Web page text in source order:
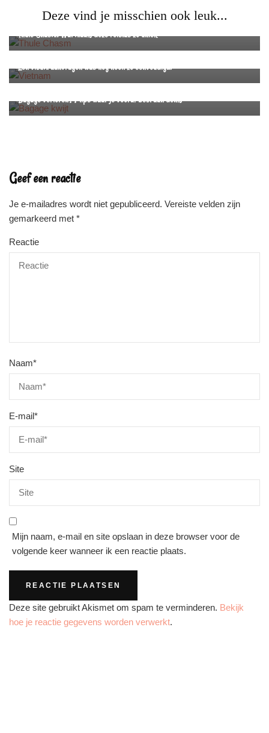
Deze vind je misschien ook leuk...
Productervaringen Reistips
Thule Chasm: Wat maakt deze reistas zo uniek
Een visum aanvragen was nog nooit zo eenvoudig…
Bagage verloren? 7 tips waar je vooraf best aan denkt
Geef een reactie
Je e-mailadres wordt niet gepubliceerd. Vereiste velden zijn
gemarkeerd met *
Reactie
Naam*
E-mail*
Site
Mijn naam, e-mail en site opslaan in deze browser voor de
volgende keer wanneer ik een reactie plaats.
Deze site gebruikt Akismet om spam te verminderen. Bekijk
hoe je reactie gegevens worden verwerkt.